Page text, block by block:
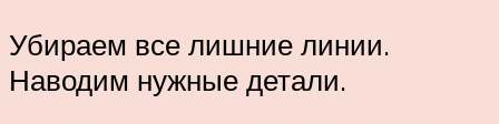
Убираем все лишние линии.
Наводим нужные детали.